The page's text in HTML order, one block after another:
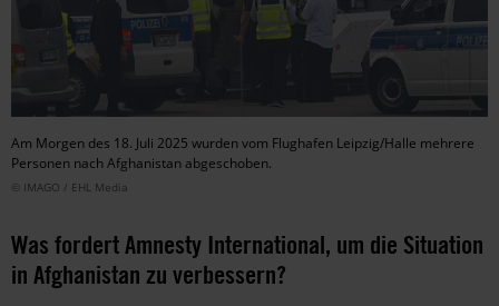
Am Morgen des 18. Juli 2025 wurden vom Flughafen Leipzig/Halle mehrere
Personen nach Afghanistan abgeschoben.
© IMAGO / EHL Media
Was fordert Amnesty International, um die Situation
in Afghanistan zu verbessern?